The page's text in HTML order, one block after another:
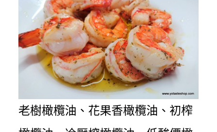
老樹橄欖油、 花果香橄欖油、 初榨